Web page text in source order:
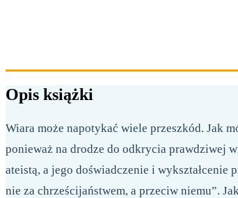
Opis książki
Wiara może napotykać wiele przeszkód. Jak
ponieważ na drodze do odkrycia prawdziwej
ateistą, a jego doświadczenie i wykształcenie
nie za chrześcijaństwem, a przeciw niemu”.